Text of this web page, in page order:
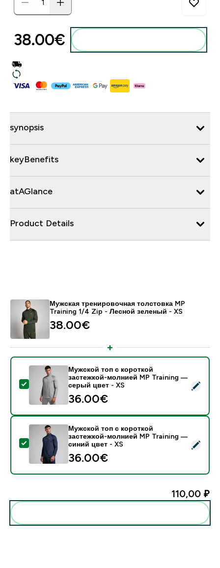
38.00€‎
synopsis
keyBenefits
atAGlance
Product Details
Мужская тренировочная толстовка MP
Training 1/4 Zip - Лесной зеленый - XS
38.00€‎
- Мужской топ с короткой застежкой-молнией MP
Мужской топ с короткой
застежкой-молнией MP Training —
серый цвет - XS
36.00€‎
- Мужской топ с короткой застежкой-молнией MP
Мужской топ с короткой
застежкой-молнией MP Training —
синий цвет - XS
36.00€‎
110,00 ₽‎